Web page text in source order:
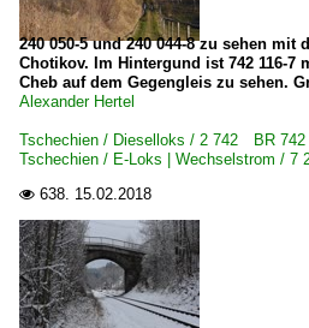
BR 38 DB 038 · DR 38.10-
BR 41 DR 41.1 ·Reko-
BR 42 ·Kriegslok·
BR 50 DB 050-053 ·DB-
BR 50 DR 50.35-37 ·DR-
BR 52 DR 52.1-7/52.9
BR 52.8 DR 52.8 ·DR-
BR 58.2-21 bad. sächs.
240 050-5 und 240 044-8 zu sehen mit
Chotikov. Im Hintergund ist 742 116-7
Cheb auf dem Gegengleis zu sehen.
Alexander Hertel
Tschechien / Dieselloks / 2 742 BR
Tschechien / E-Loks | Wechselstrom /
 638. 15.02.2018